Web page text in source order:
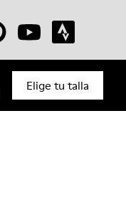
Elige tu talla